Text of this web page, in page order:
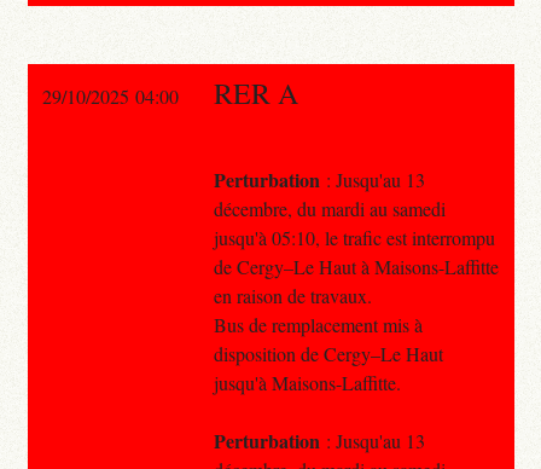
29/10/2025 04:00 RER A
Perturbation : Jusqu'au 13
décembre, du mardi au samedi
jusqu'à 05:10, le trafic est interrompu
de Cergy–Le Haut à Maisons-Laffitte
en raison de travaux.
Bus de remplacement mis à
disposition de Cergy–Le Haut
jusqu'à Maisons-Laffitte.
Perturbation : Jusqu'au 13